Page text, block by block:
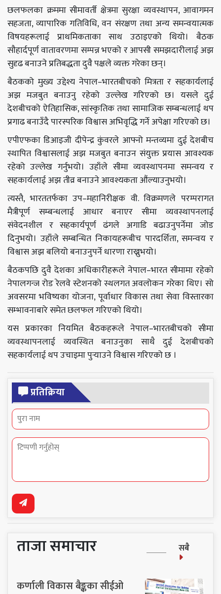
छलफलका क्रममा सीमावर्ती क्षेत्रमा सुरक्षा व्यवस्थापन, आवागमन
सहजता, व्यापारिक गतिविधि, वन संरक्षण तथा अन्य समन्वयात्मक
विषयहरूलाई प्राथमिकताका साथ उठाइएको थियो। बैठक
सौहार्दपूर्ण वातावरणमा सम्पन्न भएको र आपसी समझदारीलाई अझ
सुदृढ बनाउने प्रतिबद्धता दुवै पक्षले व्यक्त गरेका छन्।
बैठकको मुख्य उद्देश्य नेपाल–भारतबीचको मित्रता र सहकार्यलाई
अझ मजबुत बनाउनु रहेको उल्लेख गरिएको छ। यसले दुई
देशबीचको ऐतिहासिक, सांस्कृतिक तथा सामाजिक सम्बन्धलाई थप
प्रगाढ बनाउँदै पारस्परिक विश्वास अभिवृद्धि गर्ने अपेक्षा गरिएको छ।
एपीएफका डिआइजी दीपेन्द्र कुंवरले आफ्नो मन्तव्यमा दुई देशबीच
स्थापित विश्वासलाई अझ मजबुत बनाउन संयुक्त प्रयास आवश्यक
रहेको उल्लेख गर्नुभयो। उहाँले सीमा व्यवस्थापनमा समन्वय र
सहकार्यलाई अझ तीव्र बनाउने आवश्यकता औंल्याउनुभयो।
त्यस्तै, भारततर्फका उप–महानिरीक्षक वी. विक्रमणले परम्परागत
मैत्रीपूर्ण सम्बन्धलाई आधार बनाएर सीमा व्यवस्थापनलाई
संवेदनशील र सहकार्यपूर्ण ढंगले अगाडि बढाउनुपर्नेमा जोड
दिनुभयो। उहाँले सम्बन्धित निकायहरूबीच पारदर्शिता, समन्वय र
विश्वास अझ बलियो बनाउनुपर्ने धारणा राख्नुभयो।
बैठकपछि दुवै देशका अधिकारीहरूले नेपाल–भारत सीमामा रहेको
नेपालगन्ज रोड रेलवे स्टेशनको स्थलगत अवलोकन गरेका थिए। सो
अवसरमा भविष्यका योजना, पूर्वाधार विकास तथा सेवा विस्तारका
सम्भावनाबारे समेत छलफल गरिएको थियो।
यस प्रकारका नियमित बैठकहरूले नेपाल–भारतबीचको सीमा
व्यवस्थापनलाई व्यवस्थित बनाउनुका साथै दुई देशबीचको
सहकार्यलाई थप उचाइमा पुर्‍याउने विश्वास गरिएको छ ।
प्रतिक्रिया
ताजा समाचार सबै
कर्णाली विकास बैङ्कका सीईओ